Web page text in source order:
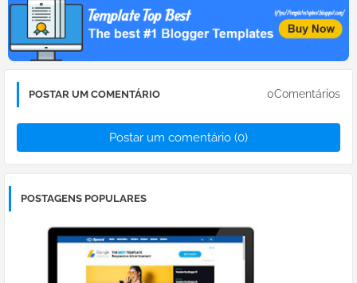
POSTAR UM COMENTÁRIO 0Comentários
Postar um comentário (0)
POSTAGENS POPULARES